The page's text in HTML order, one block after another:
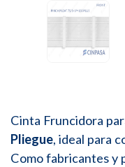
Cinta Fruncidora
Pliegue, ideal para
Como fabricantes y